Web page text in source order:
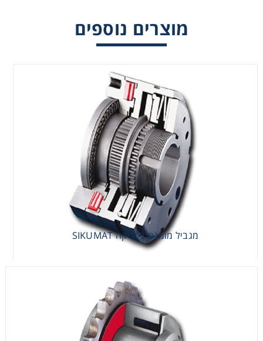
מוצרים נוספים
מגביל מומנט בפריקה SIKUMAT
מגביל מומנט בפריקה SIKUMAT